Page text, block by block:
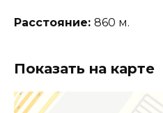
Расстояние: 860 м.
Показать на карте